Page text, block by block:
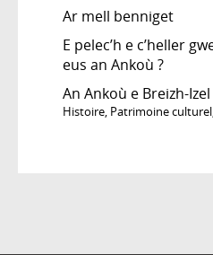
Ar mell benniget
E pelec’h e c’heller
eus an Ankoù ?
An Ankoù e Breizh-Izel
Histoire, Patrimoine culturel